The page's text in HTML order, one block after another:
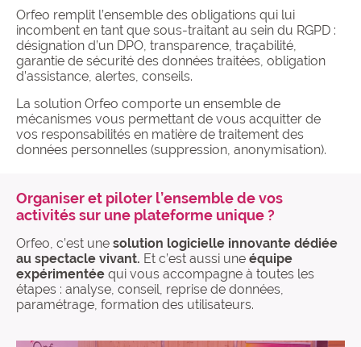
Orfeo remplit l’ensemble des obligations qui lui
incombent en tant que sous-traitant au sein du RGPD :
désignation d’un DPO, transparence, traçabilité,
garantie de sécurité des données traitées, obligation
d’assistance, alertes, conseils.
La solution Orfeo comporte un ensemble de
mécanismes vous permettant de vous acquitter de
vos responsabilités en matière de traitement des
données personnelles (suppression, anonymisation).
Organiser et piloter l’ensemble de vos
activités sur une plateforme unique ?
Orfeo, c’est une solution logicielle innovante dédiée
au spectacle vivant. Et c’est aussi une équipe
expérimentée qui vous accompagne à toutes les
étapes : analyse, conseil, reprise de données,
paramétrage, formation des utilisateurs.